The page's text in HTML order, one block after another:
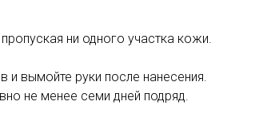
ни одного участка кожи.
и вымойте руки после нанесения.
не менее семи дней подряд.